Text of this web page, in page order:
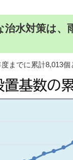
水対策は、
までに累計8,013個